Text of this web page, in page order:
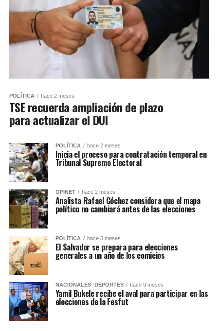
POLÍTICA hace 2 meses
TSE recuerda ampliación de plazo
para actualizar el DUI
POLÍTICA hace 2 meses
Inicia el proceso para contratación temporal en
Tribunal Supremo Electoral
OPINET hace 2 meses
Analista Rafael Góchez considera que el mapa
político no cambiará antes de las elecciones
POLÍTICA hace 5 meses
El Salvador se prepara para elecciones
generales a un año de los comicios
NACIONALES -DEPORTES hace 9 meses
Yamil Bukele recibe el aval para participar en las
elecciones de la Fesfut